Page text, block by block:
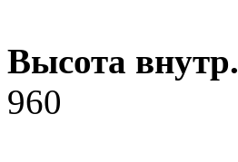
Высота внутр.
960